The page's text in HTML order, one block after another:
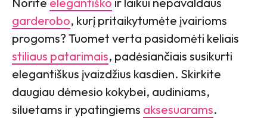
garderobo, kurį pritaikytumėte įvairioms
progoms? Tuomet verta pasidomėti keliais
stiliaus patarimais, padėsiančiais susikurti
elegantiškus įvaizdžius kasdien. Skirkite
daugiau dėmesio kokybei, audiniams,
siluetams ir ypatingiems aksesuarams.